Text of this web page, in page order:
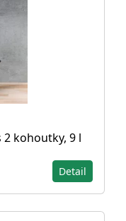
kohoutky, 9 l
Detail